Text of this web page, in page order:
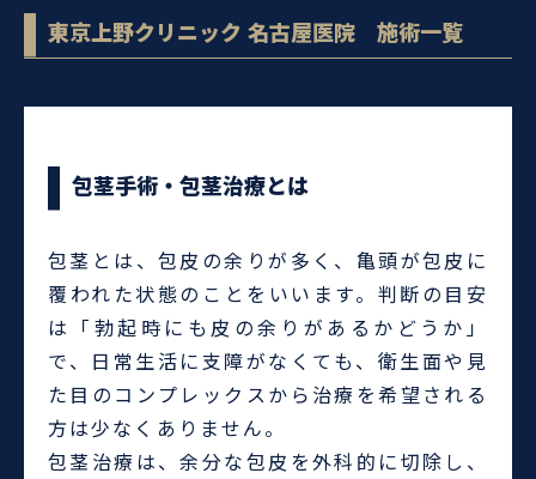
東京上野クリニック 名古屋医院 施術一覧
包茎手術・包茎治療とは
包茎とは、包皮の余りが多く、亀頭が包皮に
覆われた状態のことをいいます。判断の目安
は「勃起時にも皮の余りがあるかどうか」
で、日常生活に支障がなくても、衛生面や見
た目のコンプレックスから治療を希望される
方は少なくありません。
包茎治療は、余分な包皮を外科的に切除し、